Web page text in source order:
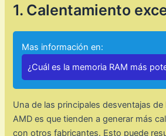
1. Calentamiento
Mas información en:
¿Cuál es la memoria RAM más
Una de las principales desventajas
AMD es que tienden a generar más
con otros fabricantes. Esto puede